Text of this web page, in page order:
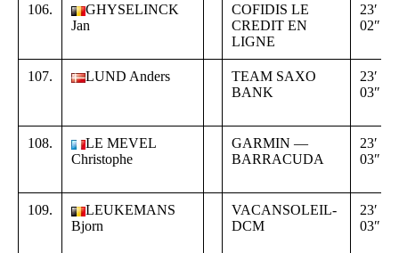
106.
GHYSELINCK
Jan
COFIDIS LE
CREDIT EN
LIGNE
23′
02″
107. LUND Anders
TEAM SAXO
BANK
23′
03″
108.
LE MEVEL
Christophe
GARMIN —
BARRACUDA
23′
03″
109.
LEUKEMANS
Bjorn
VACANSOLEIL-
DCM
23′
03″